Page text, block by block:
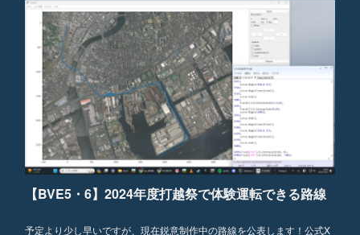
【BVE5・6】2024年度打越祭で体験運転できる路線
予定より少し早いですが、現在鋭意制作中の路線を公表します！公式X